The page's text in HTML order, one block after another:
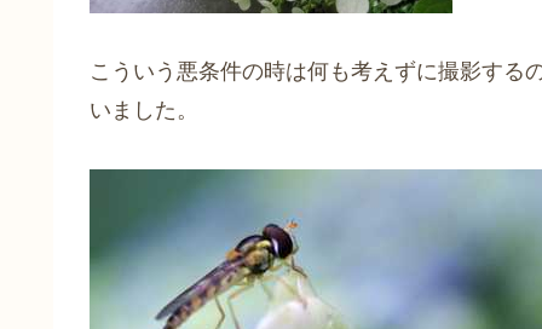
こういう悪条件の時は何も考えずに撮影する
いました。